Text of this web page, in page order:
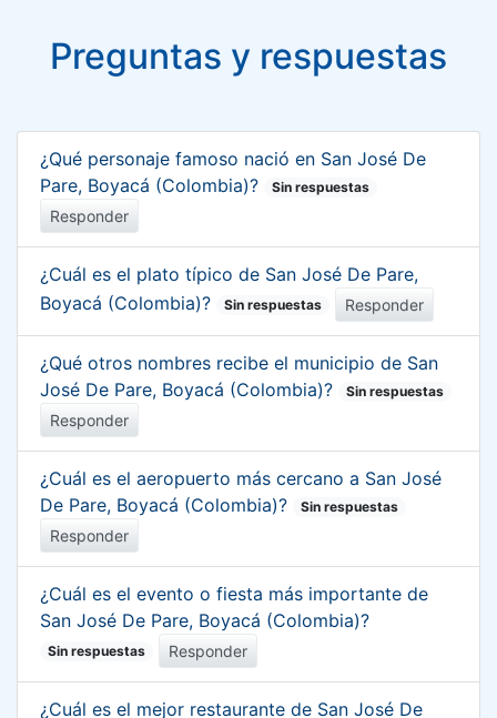
Preguntas y respuestas
¿Qué personaje famoso nació en San José De
Pare, Boyacá (Colombia)?
Sin respuestas
Responder
¿Cuál es el plato típico de San José De Pare,
Boyacá (Colombia)?
Sin respuestas Responder
¿Qué otros nombres recibe el municipio de San
José De Pare, Boyacá (Colombia)?
Sin respuestas
Responder
¿Cuál es el aeropuerto más cercano a San José
De Pare, Boyacá (Colombia)?
Sin respuestas
Responder
¿Cuál es el evento o fiesta más importante de
San José De Pare, Boyacá (Colombia)?
Sin respuestas Responder
¿Cuál es el mejor restaurante de San José De